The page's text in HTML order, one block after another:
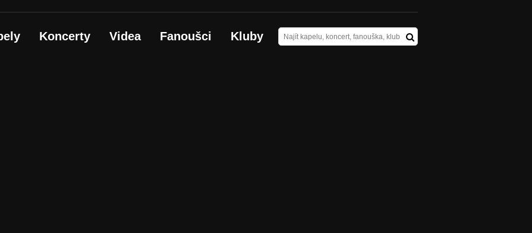
Koncerty Videa Fanoušci Kluby